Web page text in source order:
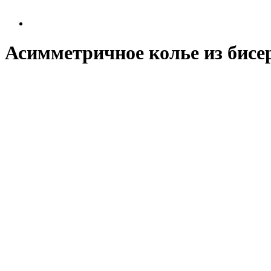
Асимметричное колье из